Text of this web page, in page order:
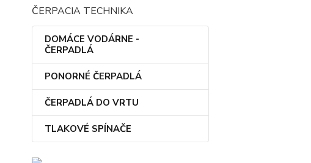
ČERPACIA TECHNIKA
DOMÁCE VODÁRNE -
ČERPADLÁ
PONORNÉ ČERPADLÁ
ČERPADLÁ DO VRTU
TLAKOVÉ SPÍNAČE